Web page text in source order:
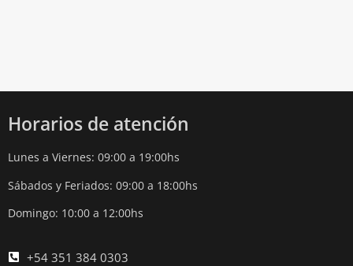
Horarios de atención
Lunes a Viernes: 09:00 a 19:00hs
Sábados y Feriados: 09:00 a 18:00hs
Domingo: 10:00 a 12:00hs
+54 351 384 0303